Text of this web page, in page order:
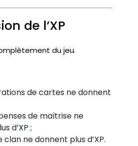
de l’XP
du jeu.
de cartes ne donnent
de maîtrise ne
d’XP ;
clan ne donnent plus d’XP.